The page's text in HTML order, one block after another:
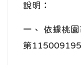
說明：
一、 依據桃
第